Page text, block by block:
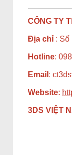
CÔNG TY
Địa chỉ : Số
Hotline:
Email :
Website:
3DS VIỆT